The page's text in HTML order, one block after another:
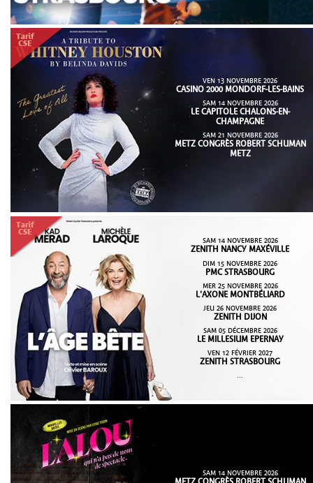
VEN 13 NOVEMBRE 2026
CASINO 2000 MONDORF-LES-BAINS
SAM 14 NOVEMBRE 2026
LE CAPITOLE CHALONS-EN-
CHAMPAGNE
SAM 21 NOVEMBRE 2026
METZ CONGRÈS ROBERT SCHUMAN
METZ
SAM 14 NOVEMBRE 2026
ZENITH NANCY MAXÉVILLE
DIM 15 NOVEMBRE 2026
PMC STRASBOURG
MER 25 NOVEMBRE 2026
L'AXONE MONTBÉLIARD
JEU 26 NOVEMBRE 2026
ZENITH DIJON
SAM 05 DÉCEMBRE 2026
LE MILLESIUM EPERNAY
VEN 12 FÉVRIER 2027
ZENITH STRASBOURG
SAM 14 NOVEMBRE 2026